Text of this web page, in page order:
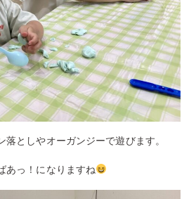
落としやオーガンジーで遊びます。
あっ！になりますね